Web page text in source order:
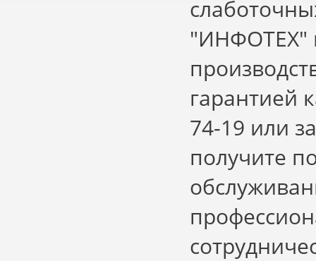
"ИНФОТЕХ"
гарантией
74-19 или
получите